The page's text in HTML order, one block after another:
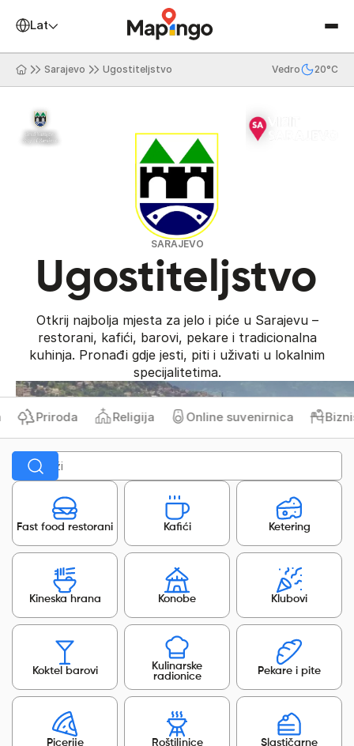
Latinica
Sarajevo Ugostiteljstvo Vedro 20°C
SARAJEVO
Ugostiteljstvo
Otkrij najbolja mjesta za jelo i piće u Sarajevu –
restorani, kafići, barovi, pekare i tradicionalna
kuhinja. Pronađi gdje jesti, piti i uživati u lokalnim
specijalitetima.
Priroda Religija Online suvenirnica Biznis
Fast food restorani Kafići Ketering
Kineska hrana Konobe Klubovi
Koktel barovi
Kulinarske
radionice
Pekare i pite
Picerije Roštiljnice Slastičarne